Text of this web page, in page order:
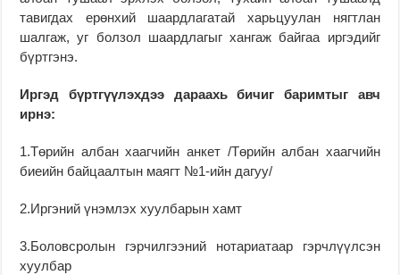
тавигдах ерөнхий шаардлагатай харьцуулан нягтлан
шалгаж, уг болзол шаардлагыг хангаж байгаа иргэдийг
бүртгэнэ.
Иргэд бүртгүүлэхдээ дараахь бичиг баримтыг авч
ирнэ:
1.Төрийн албан хаагчийн анкет /Төрийн албан хаагчийн
биеийн байцаалтын маягт №1-ийн дагуу/
2.Иргэний үнэмлэх хуулбарын хамт
3.Боловсролын гэрчилгээний нотариатаар гэрчлүүлсэн
хуулбар